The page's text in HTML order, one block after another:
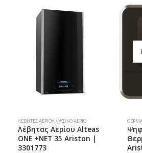
,ΦΥΣΙΚΌ ΑΈΡΙΟ
ΛΈΒΗΤΕΣ ΑΕΡΊΟΥ,ΦΥΣΙΚΌ ΑΈΡΙΟ
Λέβητας Αερίου Alteas
ONE +NET 35 Ariston |
3301773